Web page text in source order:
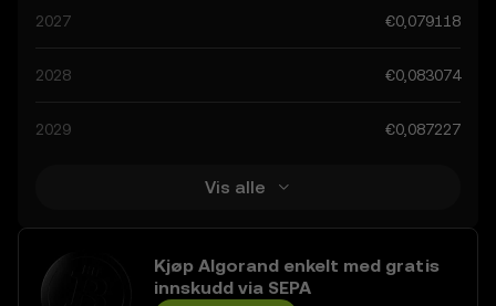
kan tilskrives utviklingen i det globale
prognosene for Algorand kan hjelpe deg med å ta
prognosene er spekulative, og bør ikke betraktes som
2027 €0,079118
2028 €0,083074
2029 €0,087227
Vis alle
Kjøp Algorand enkelt med gratis
innskudd via SEPA